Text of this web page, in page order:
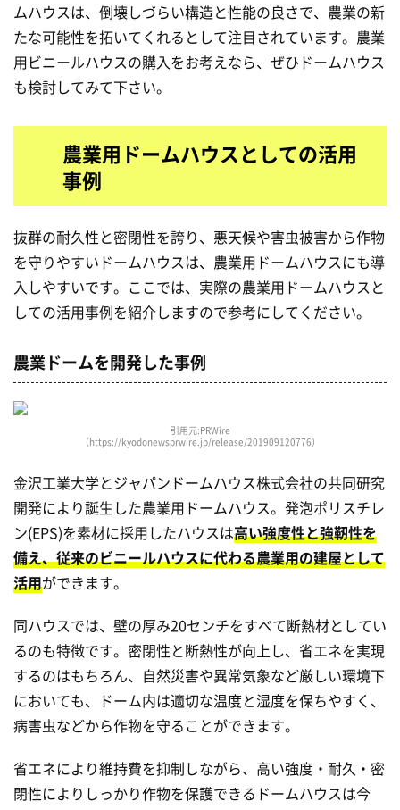
ムハウスは、倒壊しづらい構造と性能の良さで、農業の新
たな可能性を拓いてくれるとして注目されています。農業
用ビニールハウスの購入をお考えなら、ぜひドームハウス
も検討してみて下さい。
農業用ドームハウスとしての活用
事例
抜群の耐久性と密閉性を誇り、悪天候や害虫被害から作物
を守りやすいドームハウスは、農業用ドームハウスにも導
入しやすいです。ここでは、実際の農業用ドームハウスと
しての活用事例を紹介しますので参考にしてください。
農業ドームを開発した事例
引用元:PRWire
（https://kyodonewsprwire.jp/release/201909120776）
金沢工業大学とジャパンドームハウス株式会社の共同研究
開発により誕生した農業用ドームハウス。発泡ポリスチレ
ン(EPS)を素材に採用したハウスは高い強度性と強靭性を
備え、従来のビニールハウスに代わる農業用の建屋として
活用ができます。
同ハウスでは、壁の厚み20センチをすべて断熱材としてい
るのも特徴です。密閉性と断熱性が向上し、省エネを実現
するのはもちろん、自然災害や異常気象など厳しい環境下
においても、ドーム内は適切な温度と湿度を保ちやすく、
病害虫などから作物を守ることができます。
省エネにより維持費を抑制しながら、高い強度・耐久・密
閉性によりしっかり作物を保護できるドームハウスは今